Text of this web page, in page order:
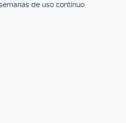
de uso continuo.